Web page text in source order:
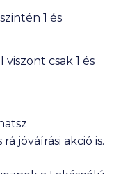
1 és
csak 1 és
jóváírási akció is.